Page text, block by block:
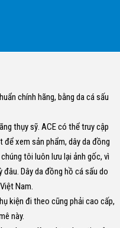
chính hãng, bằng da cá sấu
thụy sỹ. ACE có thể truy cập
để xem sản phẩm, dây da đồng
tôi luôn lưu lại ảnh gốc, vì
đâu. Dây da đồng hồ cá sấu do
Nam.
kiện đi theo cũng phải cao cấp,
này.